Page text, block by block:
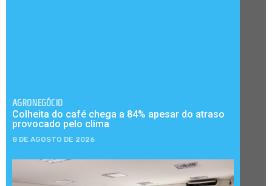
AGRONEGÓCIO
Colheita do café chega a 84% apesar do atraso
provocado pelo clima
8 DE AGOSTO DE 2026